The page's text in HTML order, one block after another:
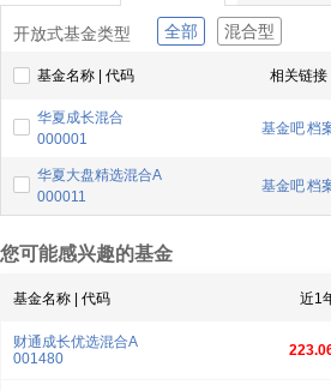
开放式基金类型 全部 混合型
基金名称 | 代码 相关链接
华夏成长混合
000001
基金吧档
华夏大盘精选混合A
000011
基金吧档
您可能感兴趣的基金
基金名称 | 代码 近1
财通成长优选混合A
001480